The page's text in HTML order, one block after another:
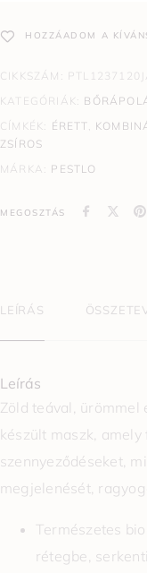
HOZZÁADOM A
CIKKSZÁM:
KATEGÓRIÁK:
CÍMKÉK: ÉRETT,
ZSÍROS
MÁRKA: PESTLO
MEGOSZTÁS
LEÍRÁS
Leírás
Zöld teával, ürömmel
készült maszk,
szennyeződéseket,
megjelenését,
Természetes
rétegbe,